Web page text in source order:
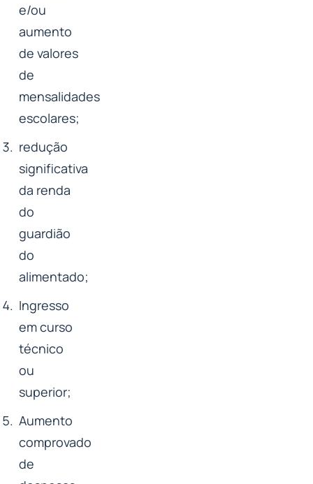
e/ou
aumento
de valores
de
mensalidades
escolares;
redução
significativa
da renda
do
guardião
do
alimentado;
Ingresso
em curso
técnico
ou
superior;
Aumento
comprovado
de